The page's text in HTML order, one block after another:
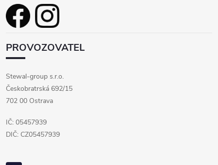
PROVOZOVATEL
Stewal-group s.r.o.
Českobratrská 692/15
702 00 Ostrava
IČ: 05457939
DIČ: CZ05457939